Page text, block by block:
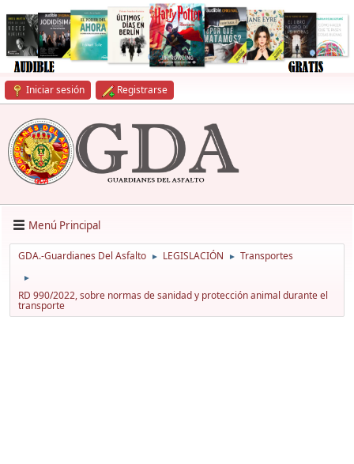
Iniciar sesión Registrarse
Menú Principal
GDA.-Guardianes Del Asfalto ► LEGISLACIÓN ► Transportes
►
RD 990/2022, sobre normas de sanidad y protección animal durante el
transporte